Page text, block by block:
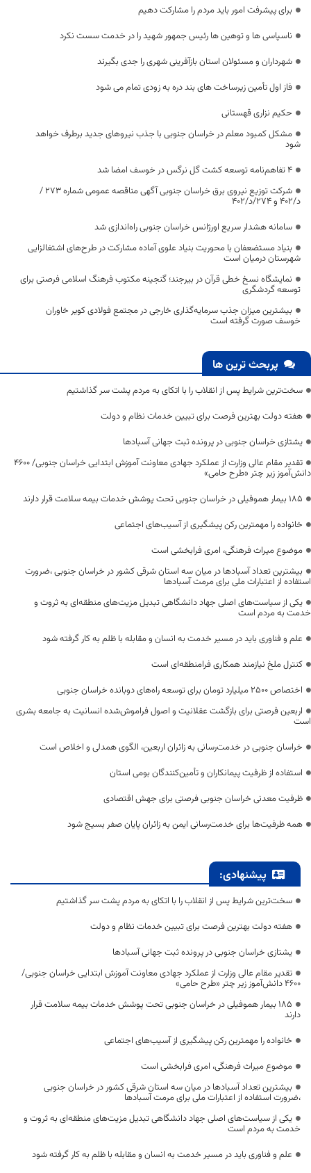
برای پیشرفت امور باید مردم را مشارکت دهیم
ناسپاسی ها و توهین ها رئیس جمهور شهید را در خدمت سست نکرد
شهرداران و مسئولان استان بازآفرینی شهری را جدی بگیرند
فاز اول تأمين زیرساخت های بند دره به زودی تمام می شود
حکیم نزاری قهستانی
مشکل کمبود معلم در خراسان جنوبی با جذب نیروهای جدید برطرف خواهد
شود
۴ تفاهم‌نامه توسعه کشت گل نرگس در خوسف امضا شد
شرکت توزیع نیروی برق خراسان جنوبی آگهی مناقصه عمومی شماره 273 /
د/402 و 274/د/402
سامانه هشدار سریع اورژانس خراسان جنوبی راه‌اندازی شد
بنیاد مستضعفان با محوریت بنیاد علوی آماده مشارکت در طرح‌های اشتغالزایی
شهرستان درمیان است
نمایشگاه نسخ خطی قرآن در بیرجند؛ گنجینه مکتوب فرهنگ اسلامی فرصتی برای
توسعه گردشگری
بیشترین میزان جذب سرمایه‌گذاری خارجی در مجتمع فولادی کویر خاوران
خوسف صورت گرفته است
پربحث ترین ها
سخت‌ترین شرایط پس از انقلاب را با اتکای به مردم پشت سر گذاشتیم
هفته دولت بهترین فرصت برای تبیین خدمات نظام و دولت
یشتازی خراسان جنوبی در پرونده ثبت جهانی آسبادها
تقدیر مقام عالی وزارت از عملکرد جهادی معاونت آموزش ابتدایی خراسان جنوبی/ ۴۶۰۰
دانش‌آموز زیر چتر «طرح حامی»
۱۸۵ بیمار هموفیلی در خراسان جنوبی تحت پوشش خدمات بیمه سلامت قرار دارند
خانواده را مهمترین رکن پیشگیری از آسیب‌های اجتماعی
موضوع میراث فرهنگی، امری فرابخشی است
بیشترین تعداد آسبادها در میان سه استان شرقی کشور در خراسان جنوبی ،ضرورت
استفاده از اعتبارات ملی برای مرمت آسبادها
یکی از سیاست‌های اصلی جهاد دانشگاهی تبدیل مزیت‌های منطقه‌ای به ثروت و
خدمت به مردم است
علم و فناوری باید در مسیر خدمت به انسان و مقابله با ظلم به کار گرفته شود
کنترل ملخ نیازمند همکاری فرامنطقه‌ای است
اختصاص 2500 میلیارد تومان برای توسعه راه‌های دوبانده خراسان جنوبی
اربعین فرصتی برای بازگشت عقلانیت و اصول فراموش‌شده انسانیت به جامعه بشری
است
خراسان جنوبی در خدمت‌رسانی به زائران اربعین، الگوی همدلی و اخلاص است
استفاده از ظرفیت پیمانکاران و تأمین‌کنندگان بومی استان
ظرفیت معدنی خراسان جنوبی فرصتی برای جهش اقتصادی
همه ظرفیت‌ها برای خدمت‌رسانی ایمن به زائران پایان صفر بسیج شود
پیشنهادی:
سخت‌ترین شرایط پس از انقلاب را با اتکای به مردم پشت سر گذاشتیم
هفته دولت بهترین فرصت برای تبیین خدمات نظام و دولت
یشتازی خراسان جنوبی در پرونده ثبت جهانی آسبادها
تقدیر مقام عالی وزارت از عملکرد جهادی معاونت آموزش ابتدایی خراسان جنوبی/
۴۶۰۰ دانش‌آموز زیر چتر «طرح حامی»
۱۸۵ بیمار هموفیلی در خراسان جنوبی تحت پوشش خدمات بیمه سلامت قرار
دارند
خانواده را مهمترین رکن پیشگیری از آسیب‌های اجتماعی
موضوع میراث فرهنگی، امری فرابخشی است
بیشترین تعداد آسبادها در میان سه استان شرقی کشور در خراسان جنوبی
،ضرورت استفاده از اعتبارات ملی برای مرمت آسبادها
یکی از سیاست‌های اصلی جهاد دانشگاهی تبدیل مزیت‌های منطقه‌ای به ثروت و
خدمت به مردم است
علم و فناوری باید در مسیر خدمت به انسان و مقابله با ظلم به کار گرفته شود